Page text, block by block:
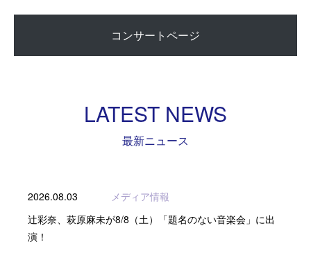
コンサートページ
LATEST NEWS
最新ニュース
2026.08.03
メディア情報
辻彩奈、萩原麻未が8/8（土）「題名のない音楽会」に出
演！